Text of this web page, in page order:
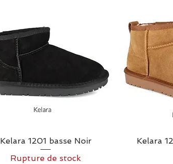
Kelara 1201 basse Noir
Rupture de stock
Kelara